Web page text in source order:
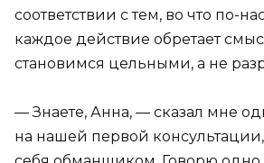
соответствии с тем, во что по-
каждое действие обретает
становимся цельными, а не
— Знаете, Анна, — сказал мне
на нашей первой